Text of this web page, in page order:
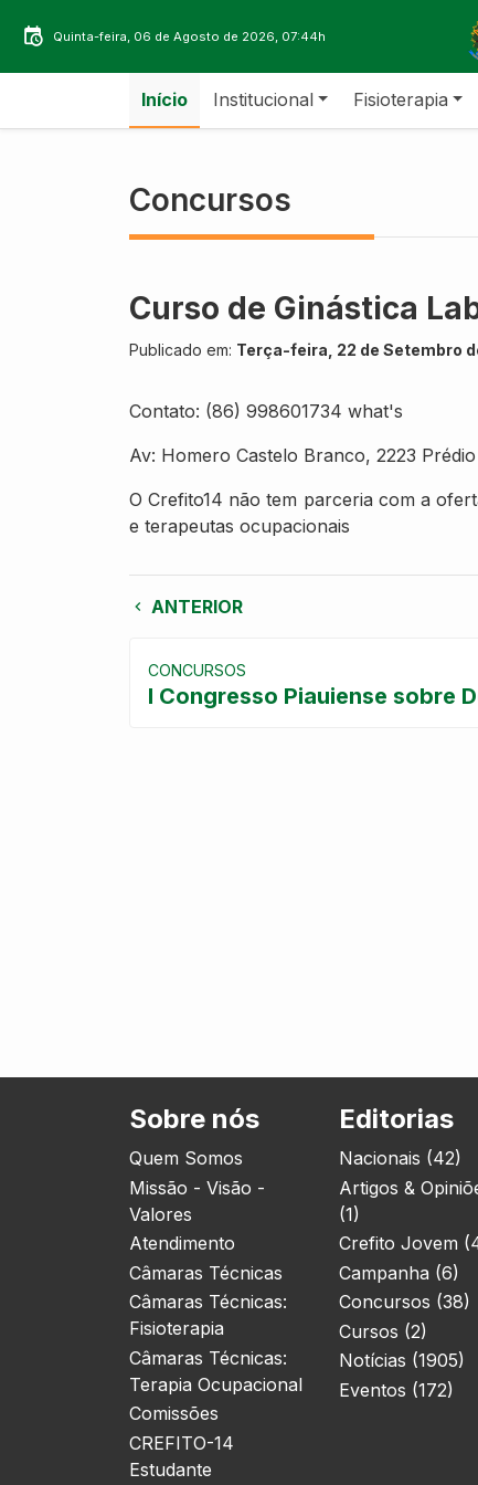
Quinta-feira, 06 de Agosto de 2026, 07:44h
Início Institucional Fisioterapia
Concursos
Curso de Ginástica
Publicado em: Terça-feira, 22 de Setembro
Contato: (86) 998601734 what's
Av: Homero Castelo Branco, 2223
O Crefito14 não tem parceria com a
e terapeutas ocupacionais
ANTERIOR
CONCURSOS
I Congresso Piauiense sobre
Sobre nós
Quem Somos
Missão - Visão -
Valores
Atendimento
Câmaras Técnicas
Câmaras Técnicas:
Fisioterapia
Câmaras Técnicas:
Terapia Ocupacional
Comissões
CREFITO-14
Estudante
Editorias
Nacionais (42)
Artigos &
(1)
Crefito Jovem
Campanha (6)
Concursos (38)
Cursos (2)
Notícias (1905)
Eventos (172)